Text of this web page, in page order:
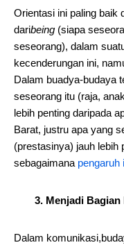
Orientasi ini paling baik
daribeing (siapa
seseorang), dalam
kecenderungan ini,
Dalam buadya-budaya
seseorang itu (raja,
lebih penting daripada
Barat, justru apa yang
(prestasinya) jauh lebih
sebagaimana pengaruh
3. Menjadi
Dalam